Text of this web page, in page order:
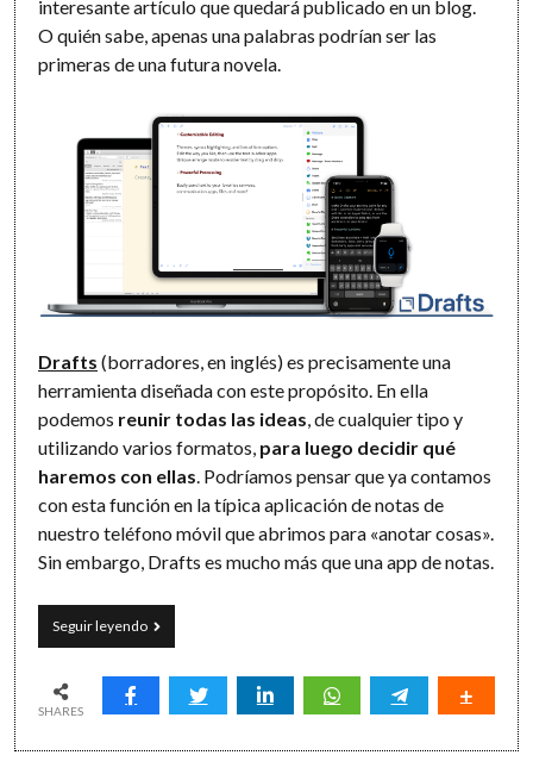
interesante artículo que quedará publicado en un blog.
O quién sabe, apenas una palabras podrían ser las
primeras de una futura novela.
Drafts (borradores, en inglés) es precisamente una
herramienta diseñada con este propósito. En ella
podemos reunir todas las ideas, de cualquier tipo y
utilizando varios formatos, para luego decidir qué
haremos con ellas. Podríamos pensar que ya contamos
con esta función en la típica aplicación de notas de
nuestro teléfono móvil que abrimos para «anotar cosas».
Sin embargo, Drafts es mucho más que una app de notas.
Seguir leyendoDrafts:
del
la
SHARES